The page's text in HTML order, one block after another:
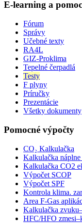
E-learning a pomoc
Fórum
Správy
Učebné texty
RA4L
GIZ-Proklima
Tepelné čerpadlá
Testy
F plyny
Príručky
Prezentácie
Všetky dokumenty
Pomocné výpočty
CO₂ Kalkulačka
Kalkulačka
Kalkulačka CO2
Výpočet SCOP
Výpočet SPF
Kontrola klima.
Area F-Gas
Kalkulačka
HFC/HFO